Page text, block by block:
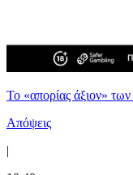
Το «απορίας άξιον»
Απόψεις
|